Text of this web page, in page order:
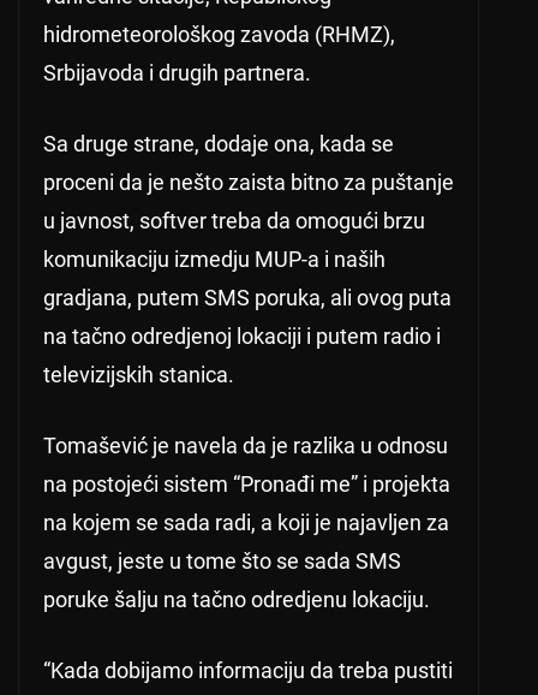
hidrometeorološkog zavoda (RHMZ),
Srbijavoda i drugih partnera.
Sa druge strane, dodaje ona, kada se
proceni da je nešto zaista bitno za puštanje
u javnost, softver treba da omogući brzu
komunikaciju izmedju MUP-a i naših
gradjana, putem SMS poruka, ali ovog puta
na tačno odredjenoj lokaciji i putem radio i
televizijskih stanica.
Tomašević je navela da je razlika u odnosu
na postojeći sistem “Pronađi me” i projekta
na kojem se sada radi, a koji je najavljen za
avgust, jeste u tome što se sada SMS
poruke šalju na tačno odredjenu lokaciju.
“Kada dobijamo informaciju da treba pustiti